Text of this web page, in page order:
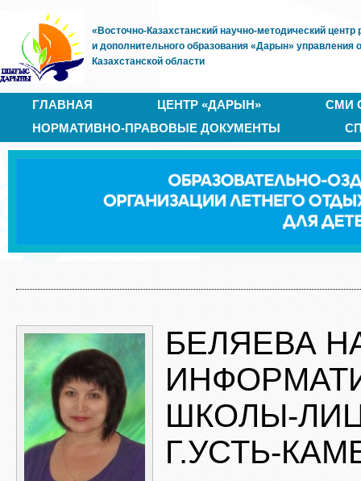
«Восточно-Казахстанский научно-методический центр
и дополнительного образования «Дарын» управления
Казахстанской области
ГЛАВНАЯ ЦЕНТР «ДАРЫН»
СМИ
НОРМАТИВНО-ПРАВОВЫЕ ДОКУМЕНТЫ
БЕЛЯЕВА
ШКОЛЫ-
Г.УСТЬ-